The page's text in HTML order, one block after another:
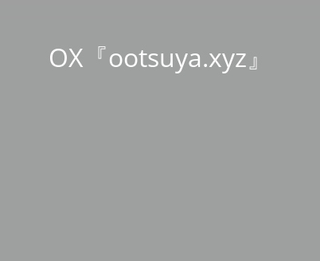
OX『ootsuya.xyz』